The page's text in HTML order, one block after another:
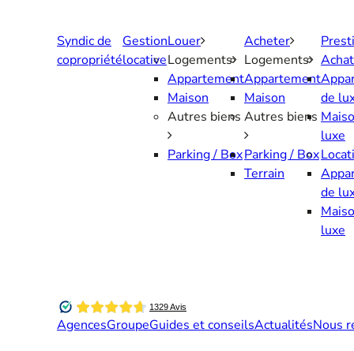
Syndic de
copropriété
Gestion
locative
Louer
Logements
Appartement
Maison
Autres biens
Parking / Box
Acheter
Logements
Appartement
Maison
Autres biens
Parking / Box
Terrain
Achat
de
luxe
de
luxe
AgencesGroupeGuides et conseilsActualitésNous